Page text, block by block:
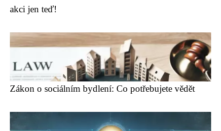
akci jen teď!
Zákon o sociálním bydlení: Co potřebujete vědět